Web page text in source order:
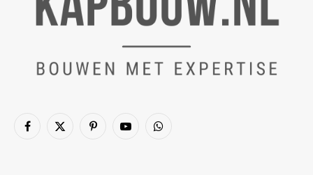
Facebook
X
PinterestYouTubeWhatsApp